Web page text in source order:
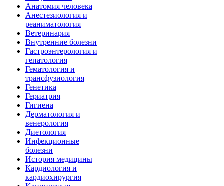
Анатомия человека
Анестезиология и
реаниматология
Ветеринария
Внутренние болезни
Гастроэнтерология и
гепатология
Гематология и
трансфузиология
Генетика
Гериатрия
Гигиена
Дерматология и
венерология
Диетология
Инфекционные
болезни
История медицины
Кардиология и
кардиохирургия